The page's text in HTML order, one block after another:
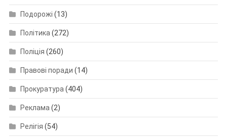
Подорожі (13)
Політика (272)
Поліція (260)
Правові поради (14)
Прокуратура (404)
Реклама (2)
Релігія (54)